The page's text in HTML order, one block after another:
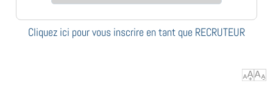
Cliquez ici pour vous inscrire en tant que RECRUTEUR